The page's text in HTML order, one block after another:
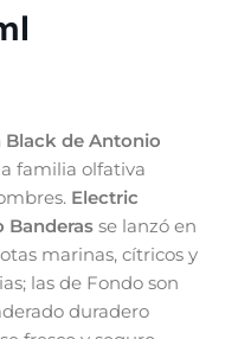
de Antonio
familia olfativa
Electric
Banderas se lanzó en
marinas, cítricos y
las de Fondo son
duradero